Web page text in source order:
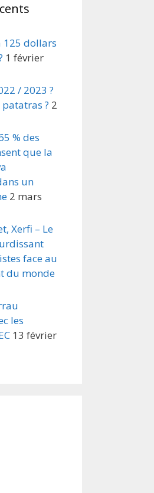
125 dollars
1 février
/ 2023 ?
? 2
% des
que la
un
2 mars
Xerfi – Le
face au
du monde
les
13 février